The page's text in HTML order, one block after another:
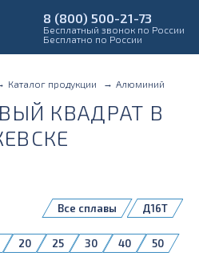
8 (800) 500-21-73
Бесплатный звонок по России
Бесплатно по России
Каталог продукции Алюминий
КВАДРАТ В
Д16Т
Все сплавы
20 25 30 40
50